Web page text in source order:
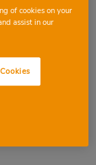
of cookies on your
assist in our